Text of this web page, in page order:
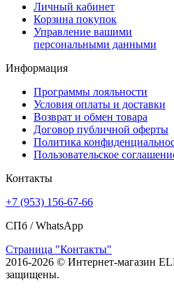
Личный кабинет
Корзина покупок
Управление вашими
персональными данными
Информация
Программы лояльности
Условия оплаты и доставки
Возврат и обмен товара
Договор публичной оферты
Политика
Пользовательское
Контакты
+7 (953) 156-67-66
СПб /WhatsApp
Страница "Контакты"
2016-2026 © Интернет-магазин
защищены.